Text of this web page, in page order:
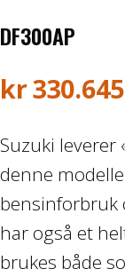
BÅT OG
Suzuki
TILHENGERE
Båthenger
DF300AP
kr
Suzuki leverer
denne
bensinforbruk
har også et
brukes både